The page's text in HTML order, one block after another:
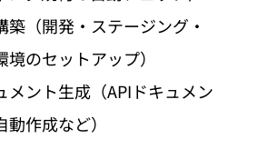
築（開発・ステージング・
境のセットアップ）
メント生成（APIドキュメン
動作成など）